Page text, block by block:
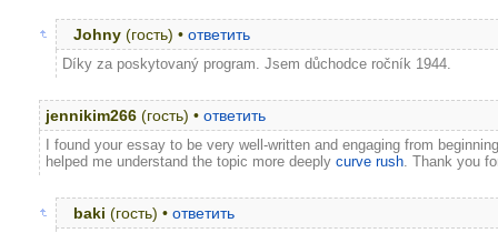
Johny (гость) • ответить
Díky za poskytovaný program. Jsem důchodce ročník 1944.
jennikim266 (гость) • ответить
I found your essay to be very well-written and engaging from
helped me understand the topic more deeply curve rush. Thank you
baki (гость) • ответить